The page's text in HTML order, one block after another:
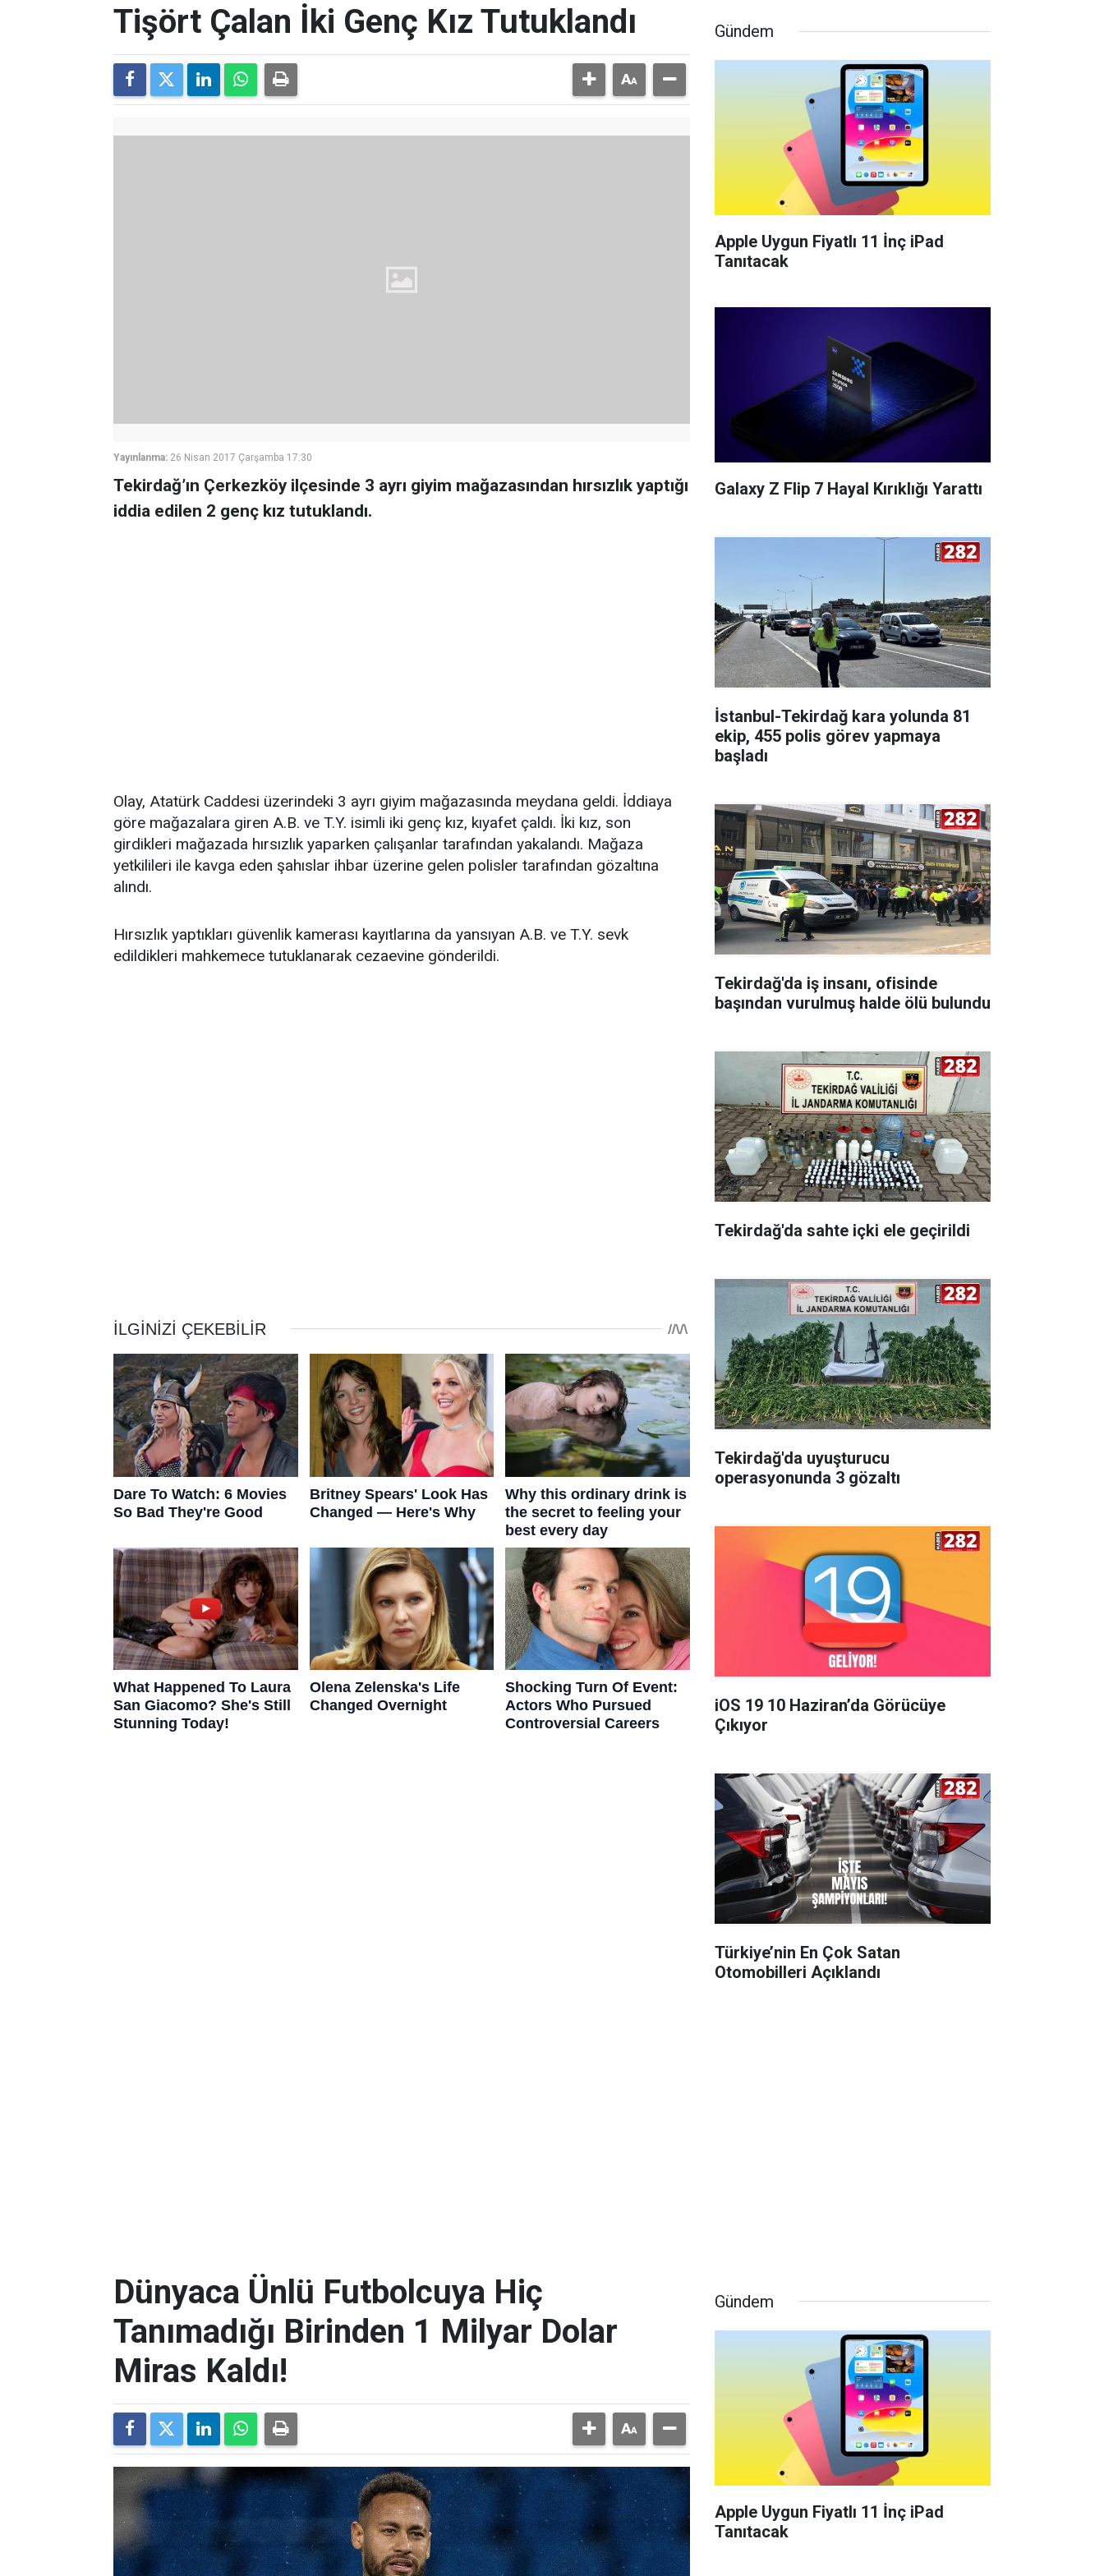
Tişört Çalan İki Genç Kız Tutuklandı
Yayınlanma: 26 Nisan 2017 Çarşamba 17:30
Tekirdağ’ın Çerkezköy ilçesinde 3 ayrı giyim mağazasından hırsızlık yaptığı
iddia edilen 2 genç kız tutuklandı.
Olay, Atatürk Caddesi üzerindeki 3 ayrı giyim mağazasında meydana geldi. İddiaya
göre mağazalara giren A.B. ve T.Y. isimli iki genç kız, kıyafet çaldı. İki kız, son
girdikleri mağazada hırsızlık yaparken çalışanlar tarafından yakalandı. Mağaza
yetkilileri ile kavga eden şahıslar ihbar üzerine gelen polisler tarafından gözaltına
alındı.
Hırsızlık yaptıkları güvenlik kamerası kayıtlarına da yansıyan A.B. ve T.Y. sevk
edildikleri mahkemece tutuklanarak cezaevine gönderildi.
Gündem
Apple Uygun Fiyatlı 11 İnç iPad
Tanıtacak
Galaxy Z Flip 7 Hayal Kırıklığı Yarattı
İstanbul-Tekirdağ kara yolunda 81
ekip, 455 polis görev yapmaya
başladı
Tekirdağ'da iş insanı, ofisinde
başından vurulmuş halde ölü bulundu
Tekirdağ'da sahte içki ele geçirildi
Tekirdağ'da uyuşturucu
operasyonunda 3 gözaltı
iOS 19 10 Haziran’da Görücüye
Çıkıyor
Türkiye’nin En Çok Satan
Otomobilleri Açıklandı
Dünyaca Ünlü Futbolcuya Hiç
Tanımadığı Birinden 1 Milyar Dolar
Miras Kaldı!
Gündem
Apple Uygun Fiyatlı 11 İnç iPad
Tanıtacak